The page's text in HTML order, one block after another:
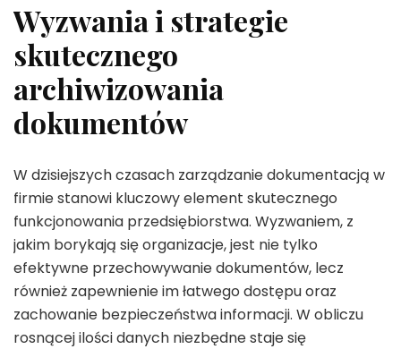
Wyzwania i strategie
skutecznego
archiwizowania
dokumentów
W dzisiejszych czasach zarządzanie dokumentacją w
firmie stanowi kluczowy element skutecznego
funkcjonowania przedsiębiorstwa. Wyzwaniem, z
jakim borykają się organizacje, jest nie tylko
efektywne przechowywanie dokumentów, lecz
również zapewnienie im łatwego dostępu oraz
zachowanie bezpieczeństwa informacji. W obliczu
rosnącej ilości danych niezbędne staje się